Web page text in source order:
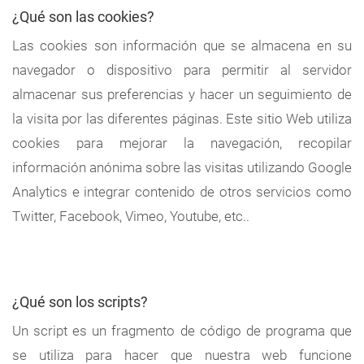
¿Qué son las cookies?
Las cookies son información que se almacena en su
navegador o dispositivo para permitir al servidor
almacenar sus preferencias y hacer un seguimiento de
la visita por las diferentes páginas. Este sitio Web utiliza
cookies para mejorar la navegación, recopilar
información anónima sobre las visitas utilizando Google
Analytics e integrar contenido de otros servicios como
Twitter, Facebook, Vimeo, Youtube, etc..
¿Qué son los scripts?
Un script es un fragmento de código de programa que
se utiliza para hacer que nuestra web funcione